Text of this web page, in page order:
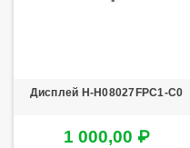
Дисплей H-H08027FPC1-C0
1 000,00 ₽